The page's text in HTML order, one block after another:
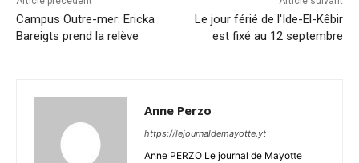
Campus Outre-mer: Ericka
Bareigts prend la relève
Le jour férié de l'Ide-El-Kêbir
est fixé au 12 septembre
Anne Perzo
https://lejournaldemayotte.yt
Anne PERZO Le journal de Mayotte